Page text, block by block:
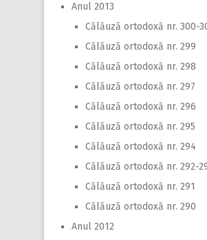
Anul 2013
Călăuză ortodoxă nr. 300-
Călăuză ortodoxă nr. 299
Călăuză ortodoxă nr. 298
Călăuză ortodoxă nr. 297
Călăuză ortodoxă nr. 296
Călăuză ortodoxă nr. 295
Călăuză ortodoxă nr. 294
Călăuză ortodoxă nr. 292-
Călăuză ortodoxă nr. 291
Călăuză ortodoxă nr. 290
Anul 2012